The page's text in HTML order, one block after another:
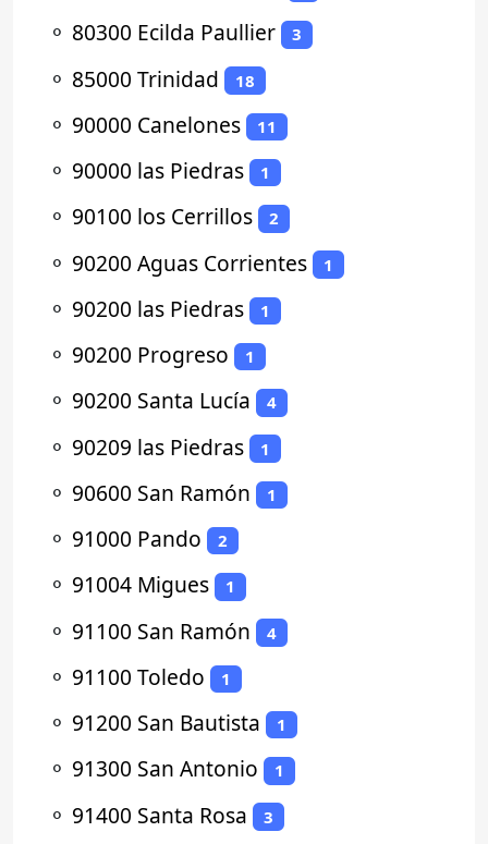
⚬ 80300 Ecilda Paullier 3
⚬ 85000 Trinidad 18
⚬ 90000 Canelones 11
⚬ 90000 las Piedras 1
⚬ 90100 los Cerrillos 2
⚬ 90200 Aguas Corrientes 1
⚬ 90200 las Piedras 1
⚬ 90200 Progreso 1
⚬ 90200 Santa Lucía 4
⚬ 90209 las Piedras 1
⚬ 90600 San Ramón 1
⚬ 91000 Pando 2
⚬ 91004 Migues 1
⚬ 91100 San Ramón 4
⚬ 91100 Toledo 1
⚬ 91200 San Bautista 1
⚬ 91300 San Antonio 1
⚬ 91400 Santa Rosa 3